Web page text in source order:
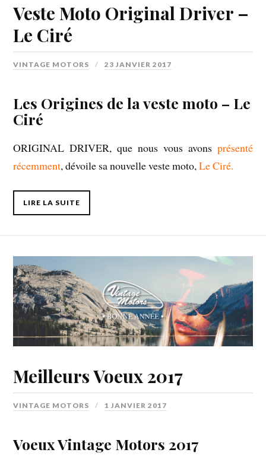
Veste Moto Original Driver –
Le Ciré
VINTAGE MOTORS 23 JANVIER 2017
Les Origines de la veste moto – Le
Ciré
ORIGINAL DRIVER, que nous vous avons présenté
récemment, dévoile sa nouvelle veste moto,Le Ciré.
LIRE LA SUITE
Meilleurs Voeux 2017
VINTAGE MOTORS 1 JANVIER 2017
Voeux Vintage Motors 2017